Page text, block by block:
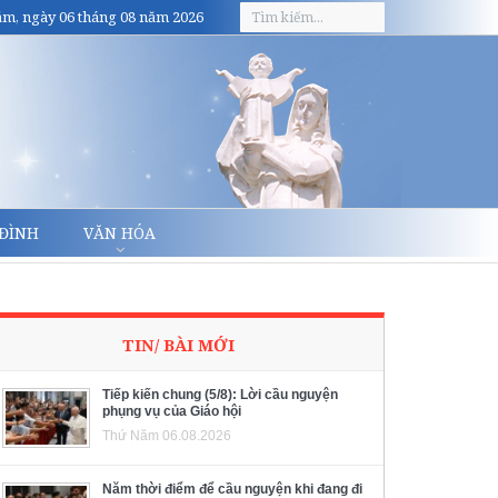
ngày 06 tháng 08 năm 2026
VĂN HÓA
TIN/ BÀI MỚI
Tiếp kiến chung (5/8): Lời cầu nguyện
phụng vụ của Giáo hội
Thứ Năm 06.08.2026
Năm thời điểm để cầu nguyện khi đang đi